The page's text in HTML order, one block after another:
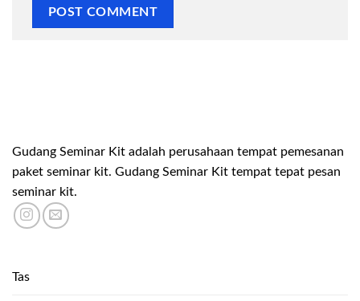
Gudang Seminar Kit adalah perusahaan tempat pemesanan
paket seminar kit. Gudang Seminar Kit tempat tepat pesan
seminar kit.
Tas